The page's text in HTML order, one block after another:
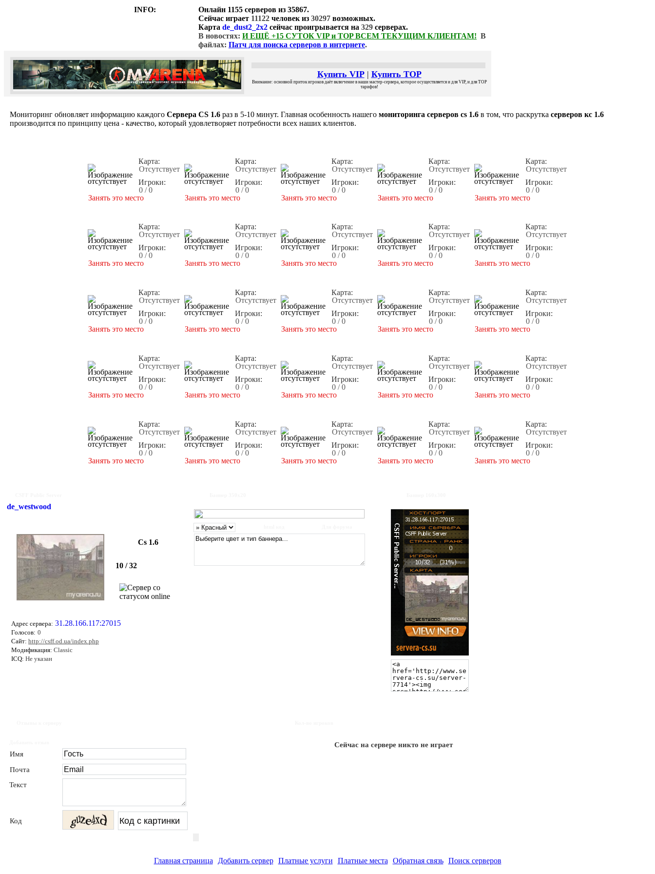
INFO: Онлайн 1155 серверов из 35867.
Сейчас играет 11122 человек из 30297 возможных.
Карта de_dust2_2x2 сейчас проигрывается на 329 серверах.
В новостях: И ЕЩЁ +15 СУТОК VIP и TOP ВСЕМ ТЕКУЩИМ КЛИЕНТАМ! В
файлах: Патч для поиска серверов в интернете.
Купить VIP| Купить TOP
Внимание: основной приток игроков даёт включение в наши мастер-сервера, которое осуществляется и для VIP, и для TOP
тарифов!
Мониторинг обновляет информацию каждого Сервера CS 1.6 раз в 5-10 минут. Главная особенность нашего мониторинга серверов cs 1.6 в том, что раскрутка серверов кс 1.6
производится по принципу цена - качество, который удовлетворяет потребности всех наших клиентов.
Карта:
Отсутствует
Игроки:
0 / 0
Занять это место
Карта:
Отсутствует
Игроки:
0 / 0
Занять это место
Карта:
Отсутствует
Игроки:
0 / 0
Занять это место
Карта:
Отсутствует
Игроки:
0 / 0
Занять это место
Карта:
Отсутствует
Игроки:
0 / 0
Занять это место
Карта:
Отсутствует
Игроки:
0 / 0
Занять это место
Карта:
Отсутствует
Игроки:
0 / 0
Занять это место
Карта:
Отсутствует
Игроки:
0 / 0
Занять это место
Карта:
Отсутствует
Игроки:
0 / 0
Занять это место
Карта:
Отсутствует
Игроки:
0 / 0
Занять это место
Карта:
Отсутствует
Игроки:
0 / 0
Занять это место
Карта:
Отсутствует
Игроки:
0 / 0
Занять это место
Карта:
Отсутствует
Игроки:
0 / 0
Занять это место
Карта:
Отсутствует
Игроки:
0 / 0
Занять это место
Карта:
Отсутствует
Игроки:
0 / 0
Занять это место
Карта:
Отсутствует
Игроки:
0 / 0
Занять это место
Карта:
Отсутствует
Игроки:
0 / 0
Занять это место
Карта:
Отсутствует
Игроки:
0 / 0
Занять это место
Карта:
Отсутствует
Игроки:
0 / 0
Занять это место
Карта:
Отсутствует
Игроки:
0 / 0
Занять это место
Карта:
Отсутствует
Игроки:
0 / 0
Занять это место
Карта:
Отсутствует
Игроки:
0 / 0
Занять это место
Карта:
Отсутствует
Игроки:
0 / 0
Занять это место
Карта:
Отсутствует
Игроки:
0 / 0
Занять это место
Карта:
Отсутствует
Игроки:
0 / 0
Занять это место
de_westwood
Cs 1.6
10 / 32
Адрес сервера: 31.28.166.117:27015
Голосов: 0
Сайт: http://csff.od.ua/index.php
Модификация: Classic
ICQ: Не указан
Имя
Почта
Текст
Код
Сейчас на сервере никто не играет
Главная страница Добавить сервер Платные услуги Платные места Обратная связь Поиск серверов